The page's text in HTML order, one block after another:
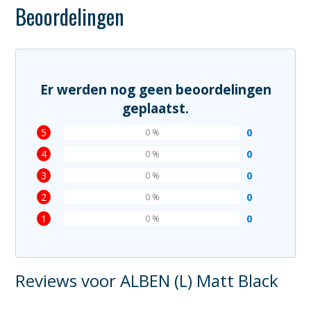
Beoordelingen
Er werden nog geen beoordelingen
geplaatst.
5 0
0 %
4 0
0 %
3 0
0 %
2 0
0 %
1 0
0 %
Reviews voor ALBEN (L) Matt Black